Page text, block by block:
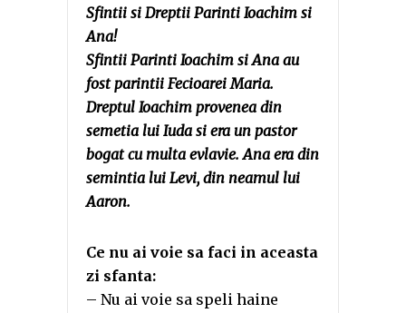
Sfintii si Dreptii Parinti Ioachim si
Ana!
Sfintii Parinti Ioachim si Ana au
fost parintii Fecioarei Maria.
Dreptul Ioachim provenea din
semetia lui Iuda si era un pastor
bogat cu multa evlavie. Ana era din
semintia lui Levi, din neamul lui
Aaron.
Ce nu ai voie sa faci in aceasta
zi sfanta:
– Nu ai voie sa speli haine